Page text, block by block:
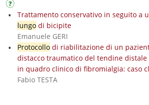
Trattamento conservativo in seguito a
lungodi bicipite
Emanuele GERI
Protocollodi riabilitazione di un
distacco traumatico del tendine distale
in quadro clinico di fibromialgia: caso
Fabio TESTA